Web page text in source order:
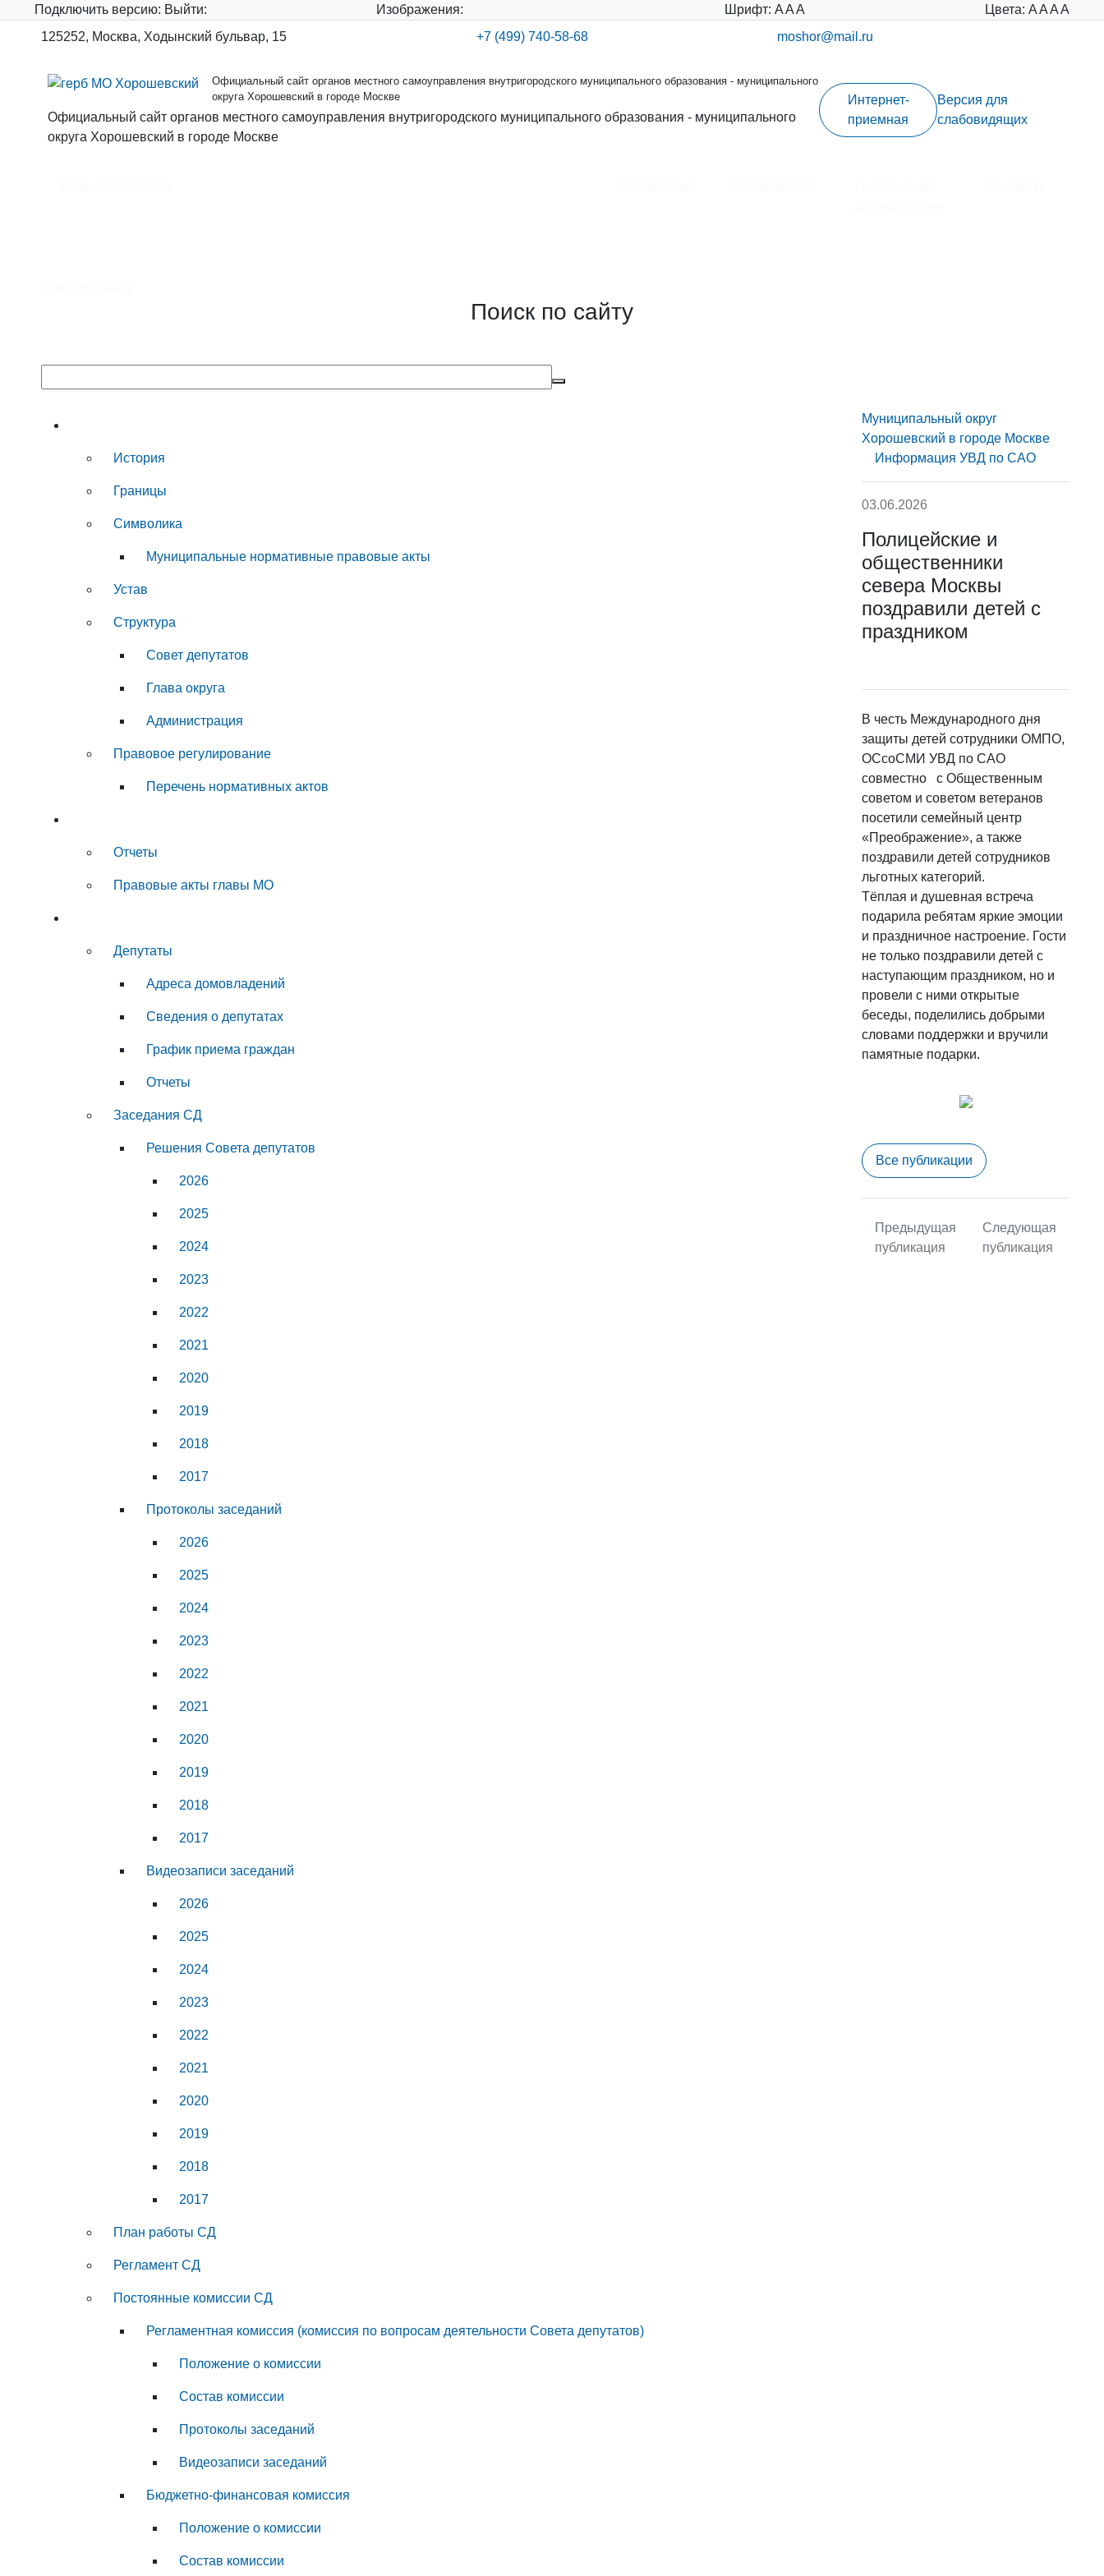
Подключить версию: Выйти: Изображения: Шрифт: A A A Цвета: AAAA
125252, Москва, Ходынский бульвар, 15
+7 (499) 740-58-68 moshor@mail.ru
Официальный сайт органов местного самоуправления внутригородского муниципального образования - муниципального
округа Хорошевский в городе Москве
Официальный сайт органов местного самоуправления внутригородского муниципального образования - муниципального
округа Хорошевский в городе Москве
Интернет-
приемная
Версия для
слабовидящих
Поиск по сайту
История
Границы
Символика
Муниципальные нормативные правовые акты
Устав
Структура
Совет депутатов
Глава округа
Администрация
Правовое регулирование
Перечень нормативных актов
Отчеты
Правовые акты главы МО
Депутаты
Адреса домовладений
Сведения о депутатах
График приема граждан
Отчеты
Заседания СД
Решения Совета депутатов
2026
2025
2024
2023
2022
2021
2020
2019
2018
2017
Протоколы заседаний
2026
2025
2024
2023
2022
2021
2020
2019
2018
2017
Видеозаписи заседаний
2026
2025
2024
2023
2022
2021
2020
2019
2018
2017
План работы СД
Регламент СД
Постоянные комиссии СД
Регламентная комиссия (комиссия по вопросам деятельности Совета депутатов)
Положение о комиссии
Состав комиссии
Протоколы заседаний
Видеозаписи заседаний
Бюджетно-финансовая комиссия
Положение о комиссии
Состав комиссии
Муниципальный округ
Хорошевский в городе Москве
Информация УВД по САО
03.06.2026
Полицейские и
общественники
севера Москвы
поздравили детей с
праздником
В честь Международного дня
защиты детей сотрудники ОМПО,
ОСсоСМИ УВД по САО
совместно с Общественным
советом и советом ветеранов
посетили семейный центр
«Преображение», а также
поздравили детей сотрудников
льготных категорий.
Тёплая и душевная встреча
подарила ребятам яркие эмоции
и праздничное настроение. Гости
не только поздравили детей с
наступающим праздником, но и
провели с ними открытые
беседы, поделились добрыми
словами поддержки и вручили
памятные подарки.
Все публикации
Предыдущая
публикация
Следующая
публикация